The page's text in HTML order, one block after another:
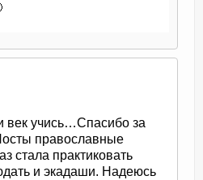
век учись…Спасибо за
православные
стала практиковать
и экадаши. Надеюсь